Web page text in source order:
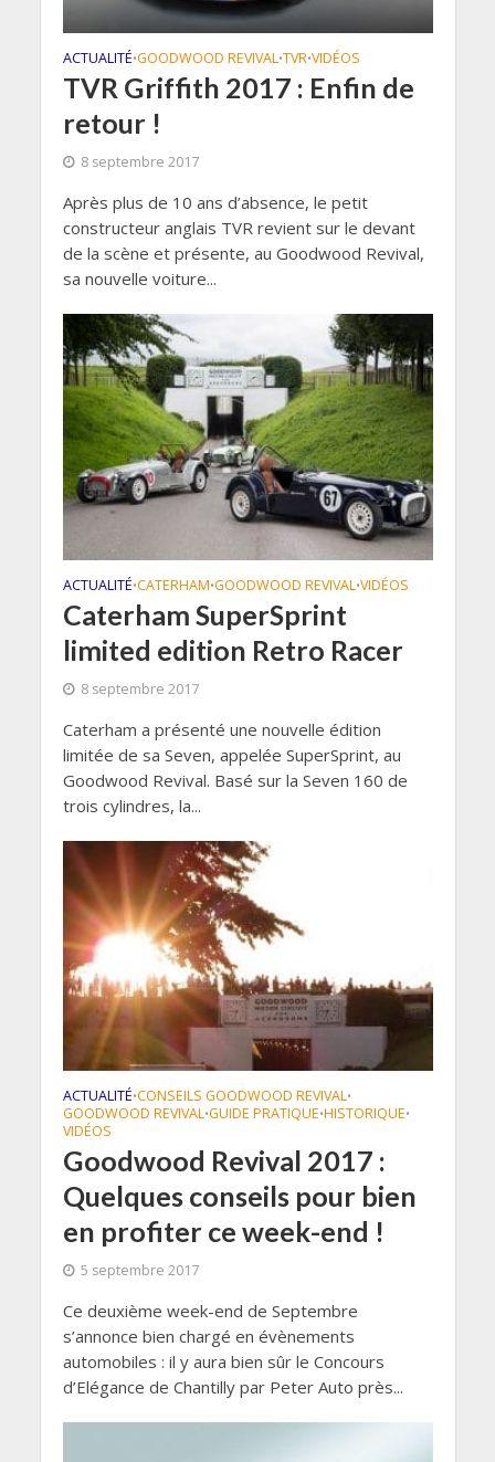
ACTUALITÉ•GOODWOOD REVIVAL•TVR•VIDÉOS
TVR Griffith 2017 : Enfin de
retour !
8 septembre 2017
Après plus de 10 ans d’absence, le petit
constructeur anglais TVR revient sur le devant
de la scène et présente, au Goodwood Revival,
sa nouvelle voiture...
ACTUALITÉ•CATERHAM•GOODWOOD REVIVAL•VIDÉOS
Caterham SuperSprint
limited edition Retro Racer
8 septembre 2017
Caterham a présenté une nouvelle édition
limitée de sa Seven, appelée SuperSprint, au
Goodwood Revival. Basé sur la Seven 160 de
trois cylindres, la...
ACTUALITÉ•CONSEILS GOODWOOD REVIVAL•
GOODWOOD REVIVAL•GUIDE PRATIQUE•HISTORIQUE•
VIDÉOS
Goodwood Revival 2017 :
Quelques conseils pour bien
en profiter ce week-end !
5 septembre 2017
Ce deuxième week-end de Septembre
s’annonce bien chargé en évènements
automobiles : il y aura bien sûr le Concours
d’Elégance de Chantilly par Peter Auto près...